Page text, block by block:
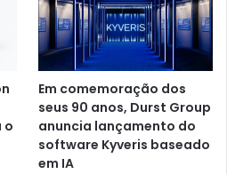
o
Em comemoração dos
seus 90 anos, Durst Group
anuncia lançamento do
software Kyveris baseado
em IA